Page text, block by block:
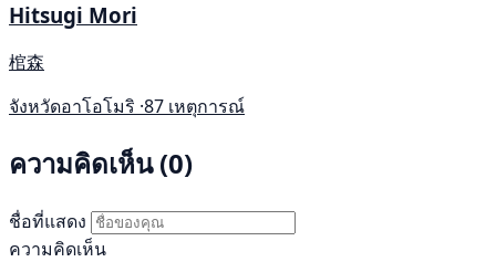
Hitsugi Mori
棺森
จังหวัดอาโอโมริ ·87 เหตุการณ์
ความคิดเห็น (0)
ชื่อที่แสดง
ความคิดเห็น